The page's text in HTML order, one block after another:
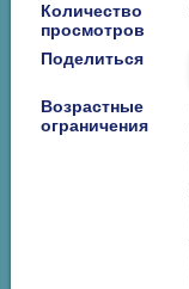
Количество
просмотров
Поделиться
Возрастные
ограничения